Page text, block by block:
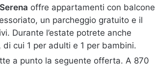
offre appartamenti con balcone
un parcheggio gratuito e il
Durante l’estate potrete anche
cui 1 per adulti e 1 per bambini.
a punto la seguente offerta. A 870